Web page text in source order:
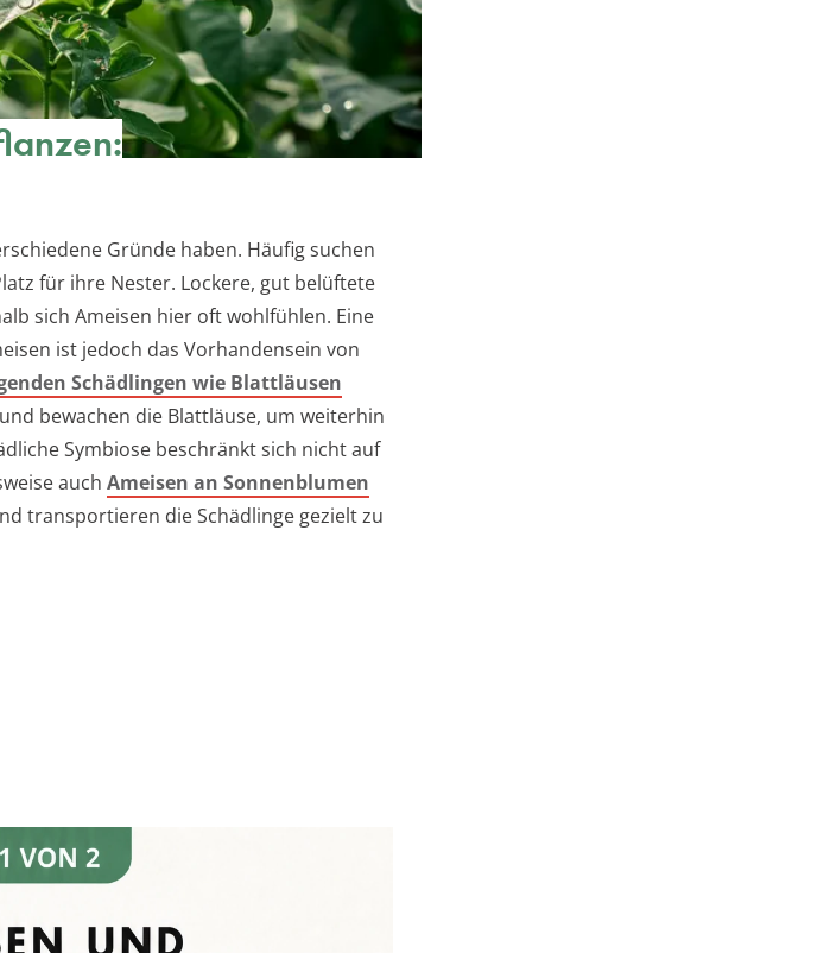
Gründe haben. Häufig suchen
für ihre Nester. Lockere, gut belüftete
sich Ameisen hier oft wohlfühlen. Eine
ist jedoch das Vorhandensein von
Schädlingen wie Blattläusen
bewachen die Blattläuse, um weiterhin
Symbiose beschränkt sich nicht auf
auch Ameisen an Sonnenblumen
transportieren die Schädlinge gezielt zu